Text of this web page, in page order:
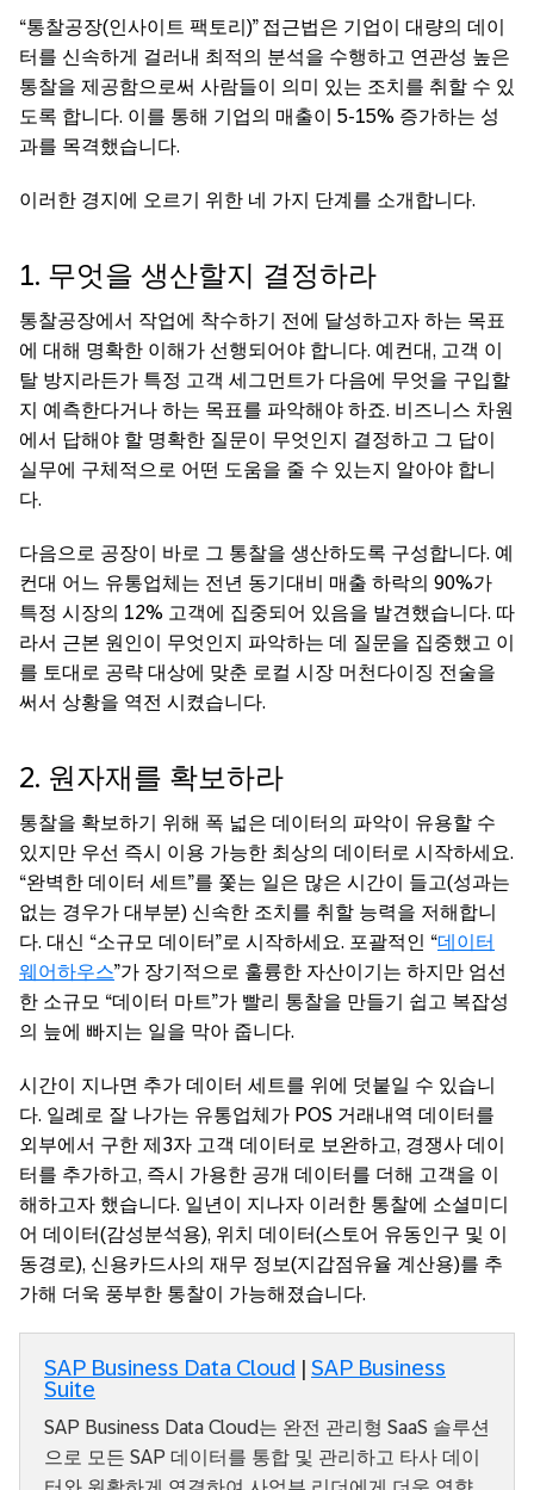
“통찰공장(인사이트 팩토리)” 접근법은 기업이 대량의 데이
터를 신속하게 걸러내 최적의 분석을 수행하고 연관성 높은
통찰을 제공함으로써 사람들이 의미 있는 조치를 취할 수 있
도록 합니다. 이를 통해 기업의 매출이 5-15% 증가하는 성
과를 목격했습니다.
이러한 경지에 오르기 위한 네 가지 단계를 소개합니다.
1. 무엇을 생산할지 결정하라
통찰공장에서 작업에 착수하기 전에 달성하고자 하는 목표
에 대해 명확한 이해가 선행되어야 합니다. 예컨대, 고객 이
탈 방지라든가 특정 고객 세그먼트가 다음에 무엇을 구입할
지 예측한다거나 하는 목표를 파악해야 하죠. 비즈니스 차원
에서 답해야 할 명확한 질문이 무엇인지 결정하고 그 답이
실무에 구체적으로 어떤 도움을 줄 수 있는지 알아야 합니
다.
다음으로 공장이 바로 그 통찰을 생산하도록 구성합니다. 예
컨대 어느 유통업체는 전년 동기대비 매출 하락의 90%가
특정 시장의 12% 고객에 집중되어 있음을 발견했습니다. 따
라서 근본 원인이 무엇인지 파악하는 데 질문을 집중했고 이
를 토대로 공략 대상에 맞춘 로컬 시장 머천다이징 전술을
써서 상황을 역전 시켰습니다.
2. 원자재를 확보하라
통찰을 확보하기 위해 폭 넓은 데이터의 파악이 유용할 수
있지만 우선 즉시 이용 가능한 최상의 데이터로 시작하세요.
“완벽한 데이터 세트”를 쫓는 일은 많은 시간이 들고(성과는
없는 경우가 대부분) 신속한 조치를 취할 능력을 저해합니
다. 대신 “소규모 데이터”로 시작하세요. 포괄적인 “데이터
웨어하우스”가 장기적으로 훌륭한 자산이기는 하지만 엄선
한 소규모 “데이터 마트”가 빨리 통찰을 만들기 쉽고 복잡성
의 늪에 빠지는 일을 막아 줍니다.
시간이 지나면 추가 데이터 세트를 위에 덧붙일 수 있습니
다. 일례로 잘 나가는 유통업체가 POS 거래내역 데이터를
외부에서 구한 제3자 고객 데이터로 보완하고, 경쟁사 데이
터를 추가하고, 즉시 가용한 공개 데이터를 더해 고객을 이
해하고자 했습니다. 일년이 지나자 이러한 통찰에 소셜미디
어 데이터(감성분석용), 위치 데이터(스토어 유동인구 및 이
동경로), 신용카드사의 재무 정보(지갑점유율 계산용)를 추
가해 더욱 풍부한 통찰이 가능해졌습니다.
SAP Business Data Cloud | SAP Business
Suite
SAP Business Data Cloud는 완전 관리형 SaaS 솔루션
으로 모든 SAP 데이터를 통합 및 관리하고 타사 데이